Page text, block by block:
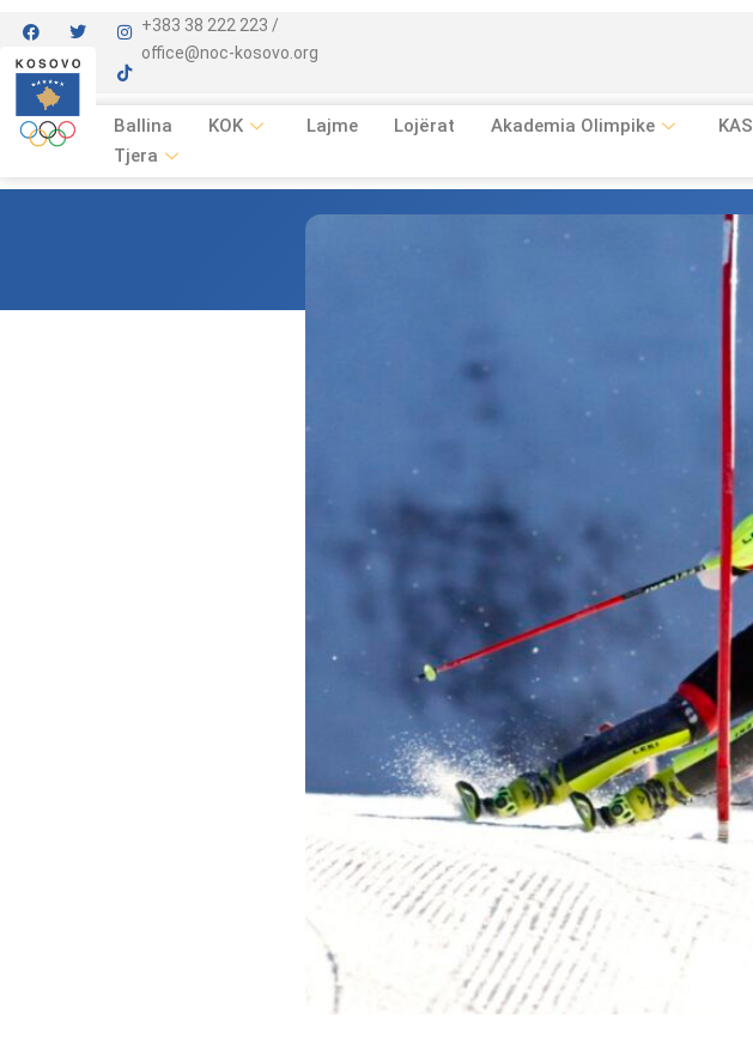
+383 38 222 223 /
office@noc-kosovo.org
Ballina KOK Lajme Lojërat Akademia Olimpike
KAS
Tjera